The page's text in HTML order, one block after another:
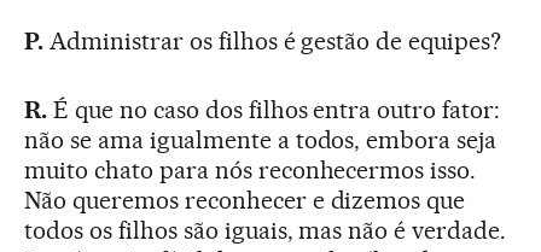
P. Administrar os filhos é gestão de equipes?
R. É que no caso dos filhos entra outro fator:
não se ama igualmente a todos, embora seja
muito chato para nós reconhecermos isso.
Não queremos reconhecer e dizemos que
todos os filhos são iguais, mas não é verdade.